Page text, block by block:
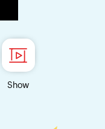
Show